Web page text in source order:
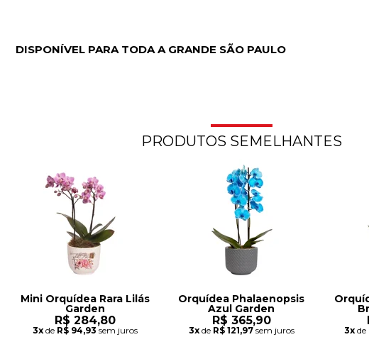
DISPONÍVEL PARA TODA A GRANDE SÃO PAULO
PRODUTOS SEMELHANTES
Mini Orquídea Rara Lilás
Garden
R$ 284,80
3xde R$ 94,93 sem juros
Orquídea Phalaenopsis
Azul Garden
R$ 365,90
3xde R$ 121,97sem juros 3xde